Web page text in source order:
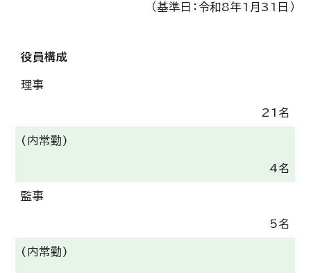
（基準日：令和8年1月31日）
役員構成
理事
21名
(内常勤)
4名
監事
5名
(内常勤)